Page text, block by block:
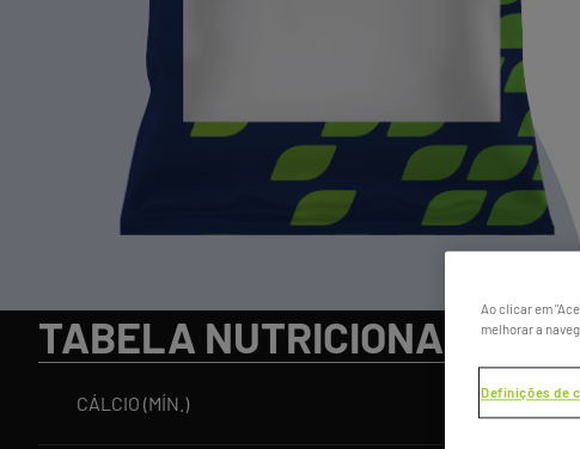
TABELA NUTRICIONAL
CÁLCIO (MÍN.)
Ao clicar em
melhorar a
Definições de